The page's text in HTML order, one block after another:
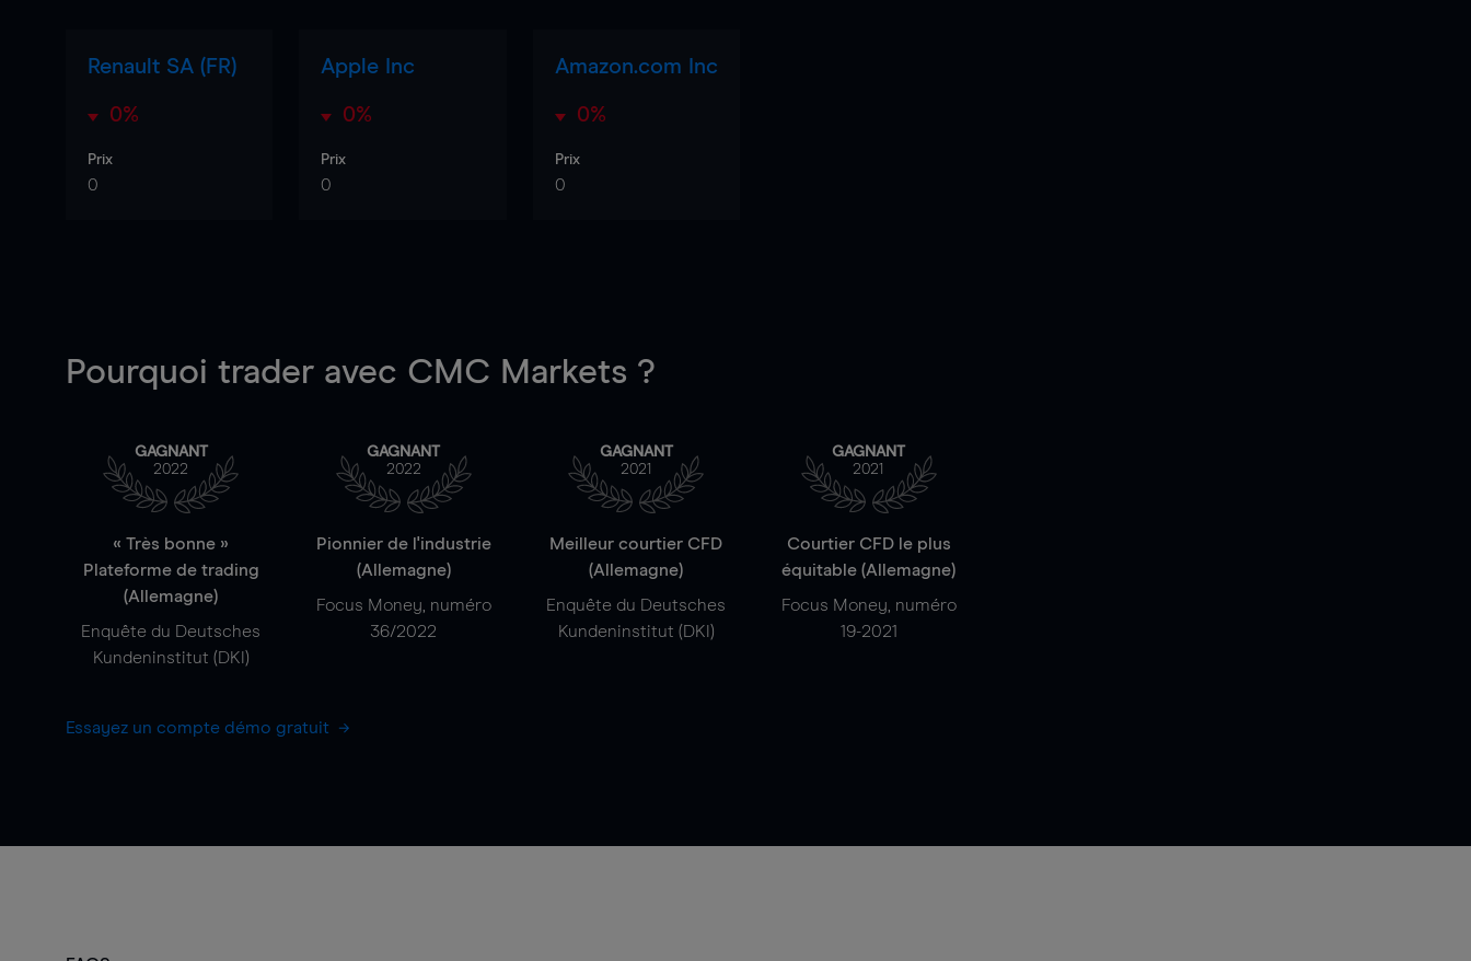
Renault SA (FR)
0%
Prix
0
Apple Inc
0%
Prix
0
Amazon.com Inc
0%
Prix
0
Pourquoi trader avec CMC Markets ?
GAGNANT
2022
« Très bonne »
Plateforme de trading
(Allemagne)
Enquête du Deutsches
Kundeninstitut (DKI)
GAGNANT
2022
Pionnier de l'industrie
(Allemagne)
Focus Money, numéro
36/2022
GAGNANT
2021
Meilleur courtier CFD
(Allemagne)
Enquête du Deutsches
Kundeninstitut (DKI)
GAGNANT
2021
Courtier CFD le plus
équitable (Allemagne)
Focus Money, numéro
19-2021
Essayez un compte démo gratuit